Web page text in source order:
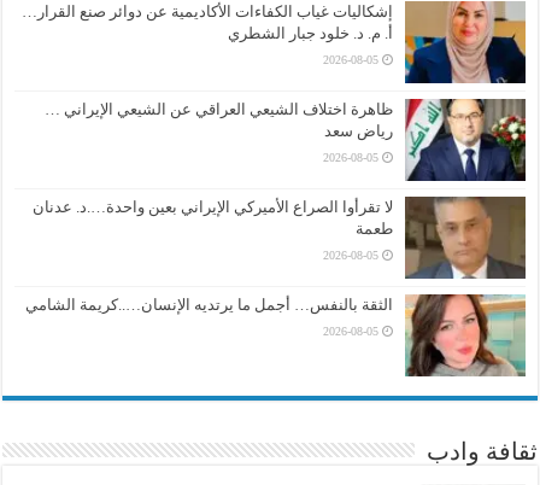
إشكاليات غياب الكفاءات الأكاديمية عن دوائر صنع القرار…
أ. م. د. خلود جبار الشطري
2026-08-05
ظاهرة اختلاف الشيعي العراقي عن الشيعي الإيراني …
رياض سعد
2026-08-05
لا تقرأوا الصراع الأميركي الإيراني بعين واحدة….د. عدنان
طعمة
2026-08-05
الثقة بالنفس… أجمل ما يرتديه الإنسان…..كريمة الشامي
2026-08-05
ثقافة وادب